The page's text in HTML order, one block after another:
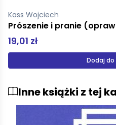
Inne książki z tej